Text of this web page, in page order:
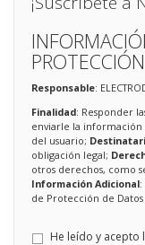
Responsable:
Finalidad: Responder
enviarle la información
del usuario;
obligación legal;
otros derechos, como
Información Adicional
de Protección de
He leído y acepto